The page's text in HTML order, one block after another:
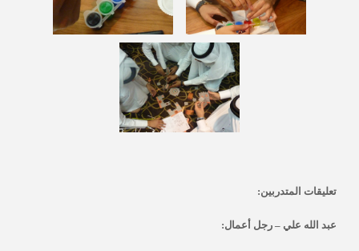
تعليقات المتدربين:
عبد الله علي – رجل أعمال: